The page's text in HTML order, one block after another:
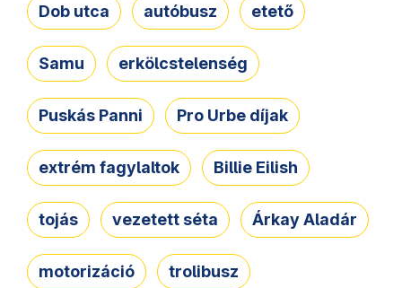
Dob utca autóbusz etető
Samu erkölcstelenség
Puskás Panni Pro Urbe díjak
extrém fagylaltok Billie Eilish
tojás vezetett séta Árkay Aladár
motorizáció trolibusz